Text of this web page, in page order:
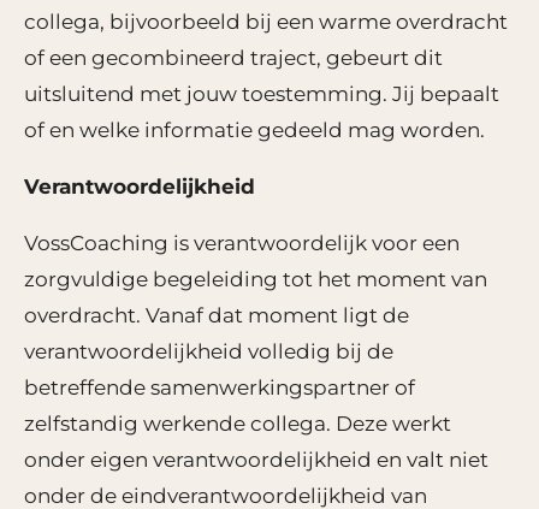
collega, bijvoorbeeld bij een warme overdracht
of een gecombineerd traject, gebeurt dit
uitsluitend met jouw toestemming. Jij bepaalt
of en welke informatie gedeeld mag worden.
Verantwoordelijkheid
VossCoaching is verantwoordelijk voor een
zorgvuldige begeleiding tot het moment van
overdracht. Vanaf dat moment ligt de
verantwoordelijkheid volledig bij de
betreffende samenwerkingspartner of
zelfstandig werkende collega. Deze werkt
onder eigen verantwoordelijkheid en valt niet
onder de eindverantwoordelijkheid van